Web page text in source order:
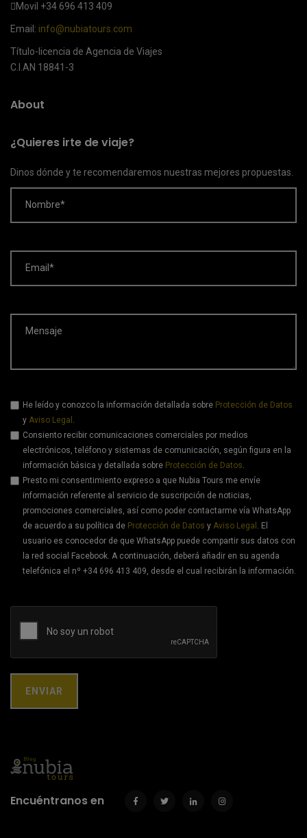
Movil +34 696 413 409
Email: info@nubiatours.com
Título-licencia de Agencia de Viajes
C.I.AN 18841-3
About
¿Quieres irte de viaje?
Dinos dónde y te recomendaremos nuestras mejores propuestas.
Nombre*
Email*
Mensaje
He leído y conozco la información detallada sobre Protección de Datos
y Aviso Legal .
Consiento recibir comunicaciones comerciales por medios
electrónicos, teléfono y sistemas de comunicación, según figura en la
información básica y detallada sobre Protección de Datos.
Presto mi consentimiento expreso a que Nubia Tours me envíe
información referente al servicio de suscripción de noticias,
promociones comerciales, así como poder contactarme vía WhatsApp
de acuerdo a su política de Protección de Datos y Aviso Legal . El
usuario es conocedor de que WhatsApp puede compartir sus datos con
la red social Facebook. A continuación, deberá añadir en su agenda
telefónica el nº +34 696 413 409, desde el cual recibirán la información.
Encuéntranos en